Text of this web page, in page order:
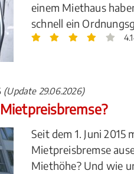
einem Miethaus
schnell ein
(Update 29.06.2026)
Seit dem 1. Juni
Mietpreisbremse
Miethöhe? Und wie